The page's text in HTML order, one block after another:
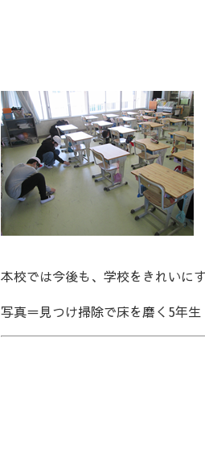
本校では今後も、学校をきれいに
写真＝見つけ掃除で床を磨く5年生